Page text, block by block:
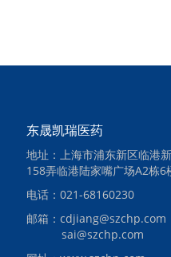
东晟凯瑞医药
地址：上海市浦东新区临港
158弄临港陆家嘴广场A2栋6
电话：021-68160230
邮箱：cdjiang@szchp.com
sai@szchp.com